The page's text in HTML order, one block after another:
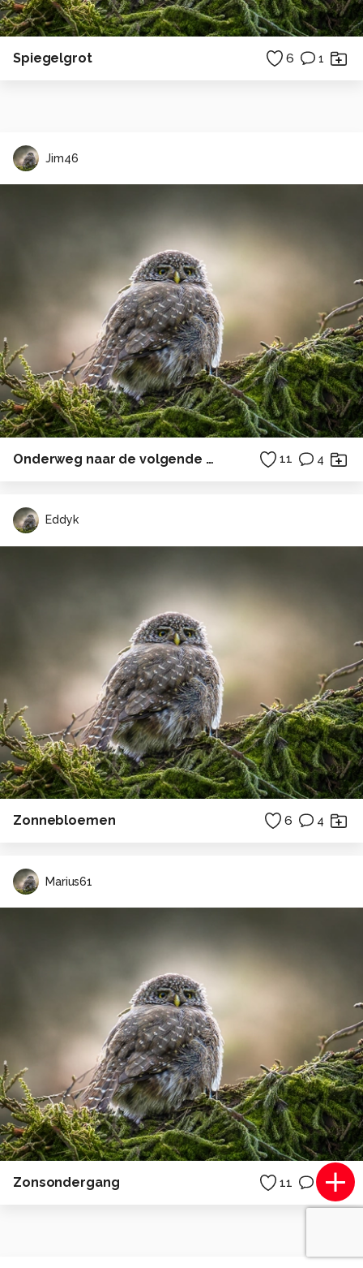
Spiegelgrot 6 1
Jim46
Onderweg naar de volgende bestemming. 11 4
Eddyk
Zonnebloemen 6 4
Marius61
Zonsondergang 11